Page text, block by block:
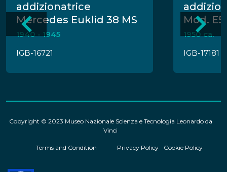
addizionatrice
Mercedes Euklid 38 MS
1940 - 1945
IGB-16721
Mod. E5
1950 ca.
IGB-17181
Copyright © 2023 Museo Nazionale Scienza e Tecnologia Leonardo da
Vinci
Terms and Condition Privacy Policy Cookie Policy